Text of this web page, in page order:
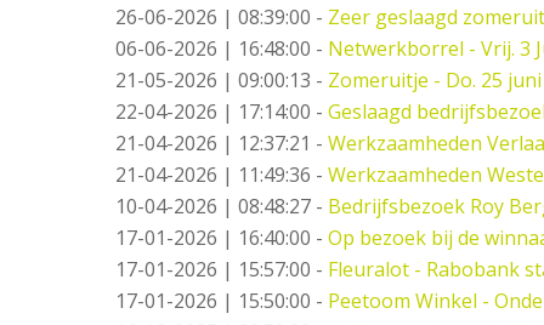
26-06-2026 | 08:39:00 - Zeer geslaagd
06-06-2026 | 16:48:00 - Netwerkborrel - Vrij. 3
21-05-2026 | 09:00:13 - Zomeruitje - Do. 25 juni
22-04-2026 | 17:14:00 - Geslaagd
21-04-2026 | 12:37:21 - Werkzaamheden
21-04-2026 | 11:49:36 - Werkzaamheden
10-04-2026 | 08:48:27 - Bedrijfsbezoek Roy
17-01-2026 | 16:40:00 - Op bezoek bij de
17-01-2026 | 15:57:00 - Fleuralot - Rabobank
17-01-2026 | 15:50:00 - Peetoom Winkel -